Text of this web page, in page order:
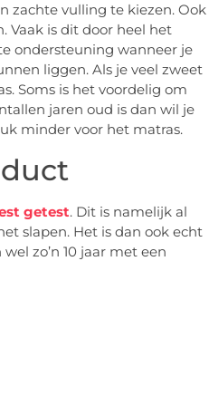
zachte vulling te kiezen. Ook
Vaak is dit door heel het
ondersteuning wanneer je
liggen. Als je veel zweet
Soms is het voordelig om
jaren oud is dan wil je
minder voor het matras.
getest. Dit is namelijk al
slapen. Het is dan ook echt
zo’n 10 jaar met een